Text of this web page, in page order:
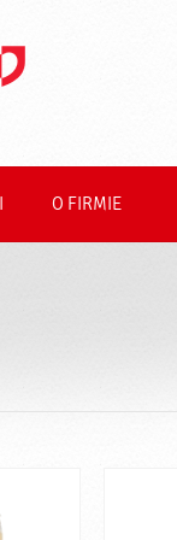
O FIRMIE